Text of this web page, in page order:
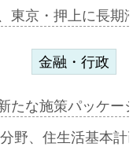
東京・押上に長
金融・行政
たな施策パッケ
野、住生活基本